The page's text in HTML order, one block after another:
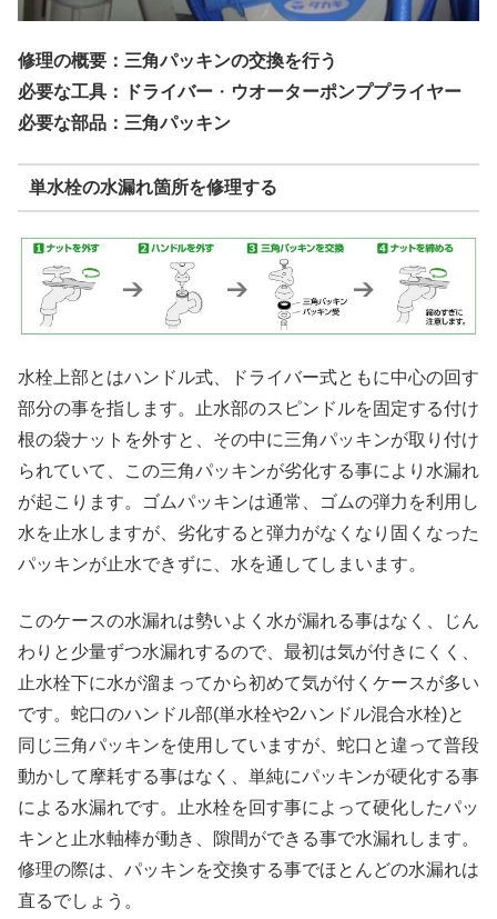
修理の概要：三角パッキンの交換を行う
必要な工具：ドライバー ・ ウオーターポンププライヤー
必要な部品：三角パッキン
単水栓の水漏れ箇所を修理する
水栓上部とはハンドル式、ドライバー式ともに中心の回す
部分の事を指します。止水部のスピンドルを固定する付け
根の袋ナットを外すと、その中に三角パッキンが取り付け
られていて、この三角パッキンが劣化する事により水漏れ
が起こります。ゴムパッキンは通常、ゴムの弾力を利用し
水を止水しますが、劣化すると弾力がなくなり固くなった
パッキンが止水できずに、水を通してしまいます。
このケースの水漏れは勢いよく水が漏れる事はなく、じん
わりと少量ずつ水漏れするので、最初は気が付きにくく、
止水栓下に水が溜まってから初めて気が付くケースが多い
です。蛇口のハンドル部(単水栓や2ハンドル混合水栓)と
同じ三角パッキンを使用していますが、蛇口と違って普段
動かして摩耗する事はなく、単純にパッキンが硬化する事
による水漏れです。止水栓を回す事によって硬化したパッ
キンと止水軸棒が動き、隙間ができる事で水漏れします。
修理の際は、パッキンを交換する事でほとんどの水漏れは
直るでしょう。